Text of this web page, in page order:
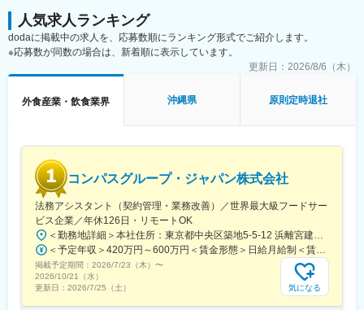
ンです。
■キャリアステップ：
支配人からさらなるステップアップも可能です。
エリアを統括するゼネラルマネージャー、本社での運営部長、本
ステップアップのスピードはそれぞれ異なりますが、ミナシアで
■当社の特徴・魅力：
創業30年以上の歴史のなかで、地域に根差したホテル運営を行っ
てきたことで信頼関係を築き、行政や地元企業、生産者や酒蔵な
どと連携し、宿泊プランを販売したり、飲食事業でコラボレーシ
ョンしたり、さまざまなプロジェクトへの参加を積極的に行って
いるほか、社員の提案により、ゆるキャラとのコラボルームも実
現しました。また、食を通じてご当地の魅力を提供できるのも当
社の強みです。美味しいご当地メニューを提供し、お泊りいただ
くお客様に楽しんでいただきたい思いがカタチとなって、地域に
恩返しができればと思っています。そして、これらを実現するた
人気求人ランキング
dodaに掲載中の求人を、応募数順にランキング形式でご紹介します。
※応募数が同数の場合は、新着順に表示しています。
更新日： 2026/8/6（木）
外食産業・飲食業界 沖縄県 原則定時退社
コンパスグループ・ジャパン株式会社
法務アシスタント（契約管理・業務改善）／世界最大級フードサー
ビス企業／年休126日・リモートOK
＜勤務地詳細＞本社住所：東京都中央区築地5-5-12 浜離宮建設プラザ4F、5F勤務地最寄駅：都営大江戸線／築地市場駅受動喫煙対策：屋内全面禁煙変更の範囲：無
＜予定年収＞420万円～600万円＜賃金形態＞日給月給制＜賃金内訳＞月額（基本給）：280,000円～410,000円/月20日間勤務想定＜想定月額＞280,000円～410,000円＜昇給有無＞有＜残業手当＞有＜給与補足＞※予定年収はあくまでも目安の金額であり、選考を通じて上下する可能性があります。また管理監督者区分での採用となった場合は、残業代の支給はございません。■賞与：年2回（夏季／固定1ケ月、冬季／業績賞与）■給与査定：年1回賃金はあくまでも目安の金額であり、選考を通じて上下する可能性があります。月給(月額)は固定手当を含めた表記です。
掲載予定期間： 2026/7/23（木） 〜
2026/10/21（水）
更新日： 2026/7/25（土） 気になる